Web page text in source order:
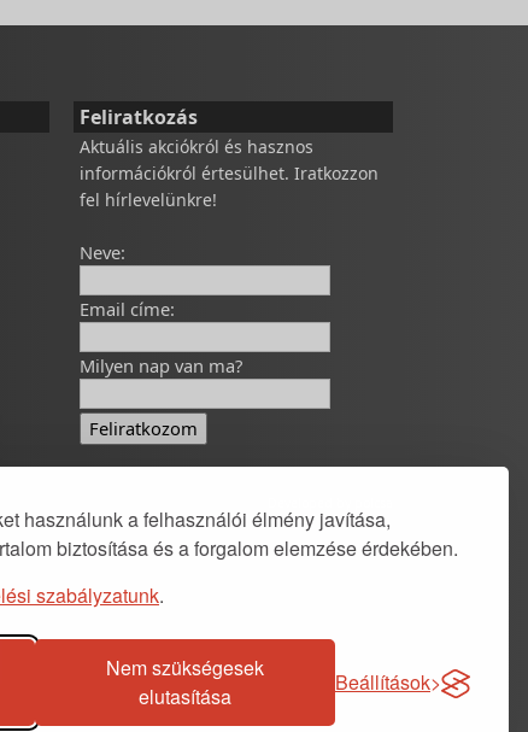
használunk a felhasználói élmény javítása,
biztosítása és a forgalom elemzése érdekében.
szabályzatunk.
Nem szükségesek
elutasítása
Beállítások
Feliratkozás
Aktuális akciókról és hasznos
információkról értesülhet. Iratkozzon
fel hírlevelünkre!
Neve:
Email címe:
Milyen nap van ma?